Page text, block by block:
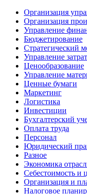
Организация
Организация
Управление
Бюджетирование
Стратегический
Управление
Ценообразование
Управление
Ценные бумаги
Маркетинг
Логистика
Инвестиции
Бухгалтерский
Оплата труда
Персонал
Юридический
Разное
Экономика
Себестоимость и
Организация и
Налоговое